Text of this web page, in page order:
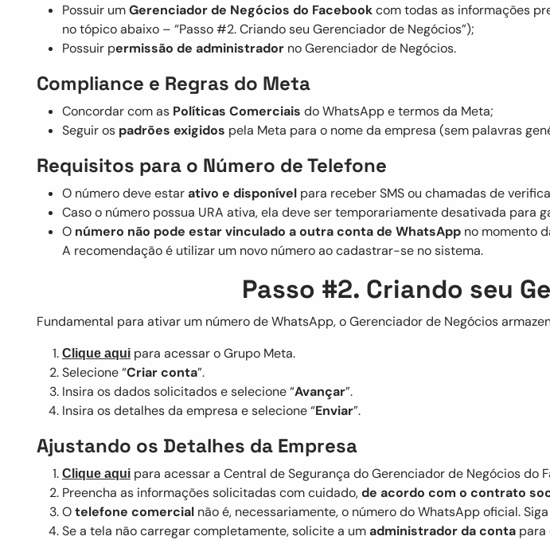
Possuir umGerenciador de Negócios do Facebookcom todas as informações
no tópico abaixo – “Passo #2. Criando seu Gerenciador de Negócios”);
Possuir permissão de administrador no Gerenciador de Negócios.
Compliance e Regras do Meta
Concordar com as Políticas Comerciais do WhatsApp e termos da Meta;
Seguir os padrões exigidos pela Meta para o nome da empresa (sem palavras
Requisitos para o Número de Telefone
O número deve estarativo e disponível para receber SMS ou chamadas de
Caso o número possua URA ativa, ela deve ser temporariamente desativada para
O número não pode estar vinculado a outra conta de WhatsApp no momento
A recomendação é utilizar um novo número ao cadastrar-se no sistema.
Passo #2. Criando seu
Fundamental para ativar um número de WhatsApp, o Gerenciador de Negócios
Clique aqui para acessar o Grupo Meta.
Selecione “Criar conta”.
Insira os dados solicitados e selecione “Avançar”.
Insira os detalhes da empresa e selecione “Enviar”.
Ajustando os Detalhes da Empresa
Clique aqui para acessar a Central de Segurança do Gerenciador de Negócios do
Preencha as informações solicitadas com cuidado,de acordo com o contrato
Otelefone comercial não é, necessariamente, o número do WhatsApp oficial.
Se a tela não carregar completamente, solicite a umadministrador da conta para